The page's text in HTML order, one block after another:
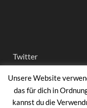
Twitter
Instagram
facebook
Unsere Website
das für dich in
kannst du die